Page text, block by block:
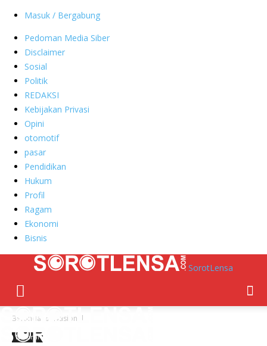
Masuk / Bergabung
Pedoman Media Siber
Disclaimer
Sosial
Politik
REDAKSI
Kebijakan Privasi
Opini
otomotif
pasar
Pendidikan
Hukum
Profil
Ragam
Ekonomi
Bisnis
SorotLensa
Beranda Nasional
Nasional